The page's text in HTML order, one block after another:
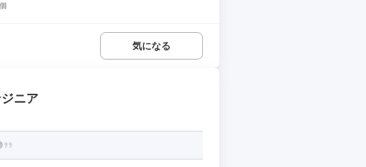
気になる
ニア